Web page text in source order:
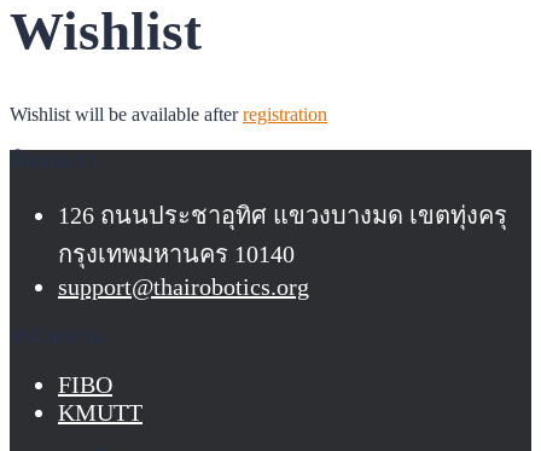
Wishlist
Wishlist will be available afterregistration
126 ถนนประชาอุทิศ แขวงบางมด เขตทุ่งครุ
กรุงเทพมหานคร 10140
support@thairobotics.org
FIBO
KMUTT